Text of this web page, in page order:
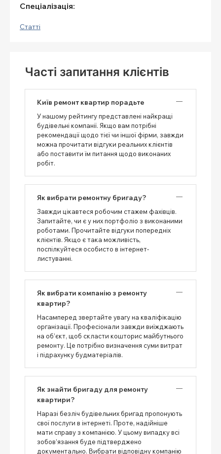
Спеціалізація:
Статті
Часті запитання клієнтів
Київ ремонт квартир порадьте
У нашому рейтингу представлені найкращі
будівельні компанії. Якщо вам потрібні
рекомендації щодо тієї чи іншої фірми, завжди
можна прочитати відгуки реальних клієнтів
або поставити їм питання щодо виконаних
робіт.
Як вибрати ремонтну бригаду?
Завжди цікавтеся робочим стажем фахівців.
Запитайте, чи є у них портфоліо з виконаними
роботами. Прочитайте відгуки попередніх
клієнтів. Якщо є така можливість,
поспілкуйтеся особисто в інтернет-
листуванні.
Як вибрати компанію з ремонту
квартир?
Насамперед звертайте увагу на кваліфікацію
організації. Професіонали завжди виїжджають
на об’єкт, щоб скласти кошторис майбутнього
ремонту. Це потрібно визначення суми витрат
і підрахунку будматеріалів.
Як знайти бригаду для ремонту
квартири?
Наразі безліч будівельних бригад пропонують
свої послуги в інтернеті. Проте, надійніше
мати справу з компанією. У цьому випадку всі
зобов’язання буде підтверджено
документально. Вибрати відповідну компанію